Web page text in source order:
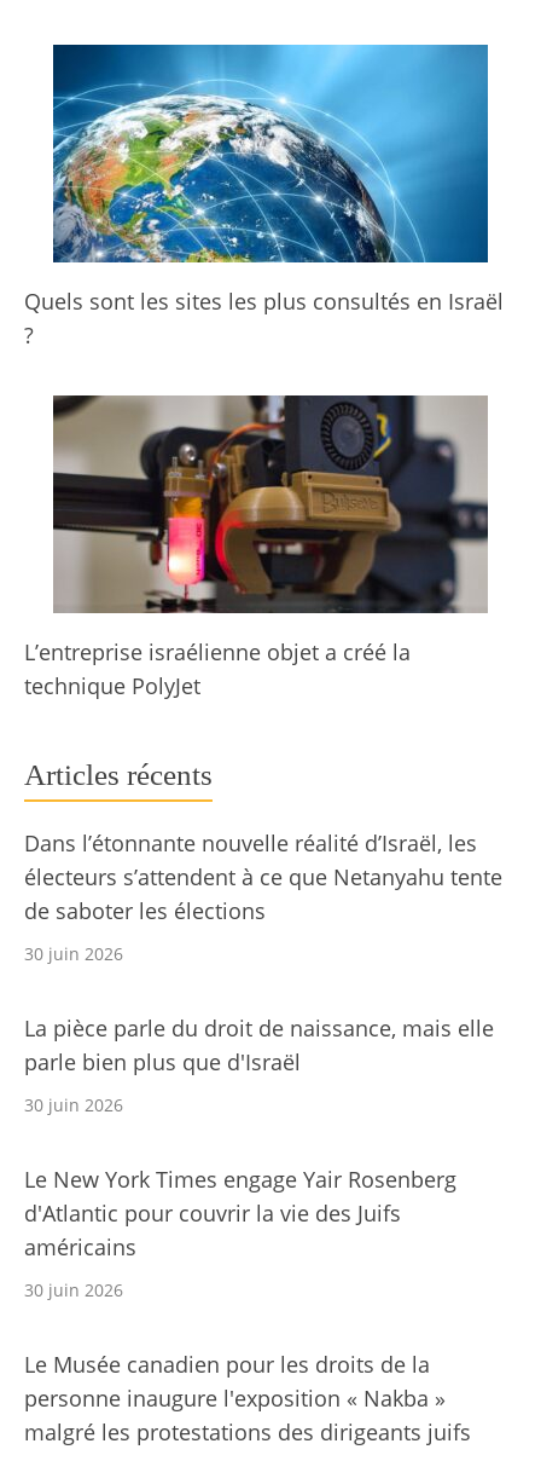
Quels sont les sites les plus consultés en Israël
?
L’entreprise israélienne objet a créé la
technique PolyJet
Articles récents
Dans l’étonnante nouvelle réalité d’Israël, les
électeurs s’attendent à ce que Netanyahu tente
de saboter les élections
30 juin 2026
La pièce parle du droit de naissance, mais elle
parle bien plus que d'Israël
30 juin 2026
Le New York Times engage Yair Rosenberg
d'Atlantic pour couvrir la vie des Juifs
américains
30 juin 2026
Le Musée canadien pour les droits de la
personne inaugure l'exposition « Nakba »
malgré les protestations des dirigeants juifs